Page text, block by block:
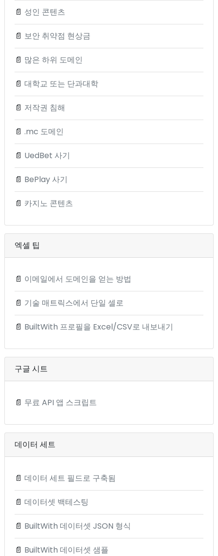
📄 성인 콘텐츠
📄 보안 취약점 현상금
📄 많은 하위 도메인
📄 대학교 또는 단과대학
📄 저작권 침해
📄 .mc 도메인
📄 UedBet 사기
📄 BePlay 사기
📄 카지노 콘텐츠
엑셀 팁
📄 이메일에서 도메인을 얻는 방법
📄 기술 매트릭스에서 단일 셀로
📄 BuiltWith 프로필을 Excel/CSV로 내보내기
구글 시트
📄 무료 API 앱 스크립트
데이터 세트
📄 데이터 세트 필드로 구축됨
📄 데이터셋 백테스팅
📄 BuiltWith 데이터셋 JSON 형식
📄 BuiltWith 데이터셋 샘플